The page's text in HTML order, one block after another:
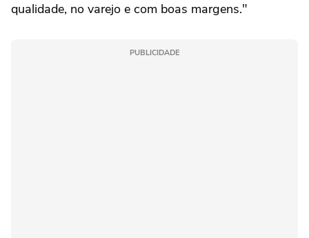
qualidade, no varejo e com boas margens."
PUBLICIDADE